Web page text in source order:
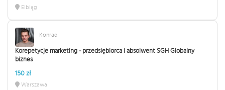
Elbląg
Konrad
Korepetycje marketing - przedsiębiorca i absolwent SGH Globalny
biznes
150 zł
Warszawa